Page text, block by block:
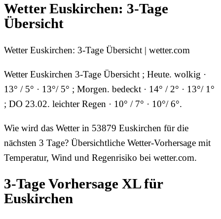
Wetter Euskirchen: 3-Tage
Übersicht
Wetter Euskirchen: 3-Tage Übersicht | wetter.com
Wetter Euskirchen 3-Tage Übersicht ; Heute. wolkig ·
13° / 5° · 13°/ 5° ; Morgen. bedeckt · 14° / 2° · 13°/ 1°
; DO 23.02. leichter Regen · 10° / 7° · 10°/ 6°.
Wie wird das Wetter in 53879 Euskirchen für die
nächsten 3 Tage? Übersichtliche Wetter-Vorhersage mit
Temperatur, Wind und Regenrisiko bei wetter.com.
3-Tage Vorhersage XL für
Euskirchen